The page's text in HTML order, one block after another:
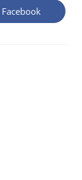
Facebook